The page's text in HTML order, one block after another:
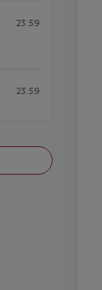
23:59
23:59